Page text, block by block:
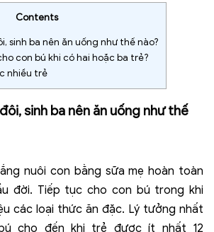
Contents
sinh ba nên ăn uống như thế nào?
con bú khi có hai hoặc ba trẻ?
nhiều trẻ
sinh ba nên ăn uống như thế
nuôi con bằng sữa mẹ hoàn toàn
đời. Tiếp tục cho con bú trong khi
các loại thức ăn đặc. Lý tưởng nhất
cho đến khi trẻ được ít nhất 12